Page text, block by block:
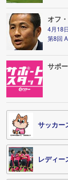
オフ
4月18日
第8回
サポ
サッカー
レディー